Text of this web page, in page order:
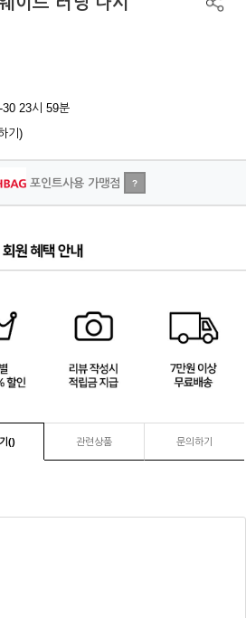
30 23시 59분
기)
포인트사용 가맹점 ?
() 관련상품 문의하기